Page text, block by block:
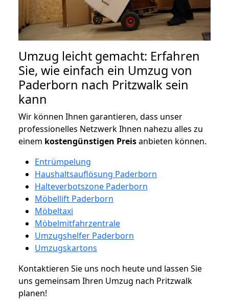
Umzug leicht gemacht: Erfahren
Sie, wie einfach ein Umzug von
Paderborn nach Pritzwalk sein
kann
Wir können Ihnen garantieren, dass unser
professionelles Netzwerk Ihnen nahezu alles zu
einem kostengünstigen Preisanbieten können.
Entrümpelung
Haushaltsauflösung Paderborn
Halteverbotszone Paderborn
Möbellift Paderborn
Möbeltaxi
Möbelmitfahrzentrale
Umzugshelfer Paderborn
Umzugskartons
Kontaktieren Sie uns noch heute und lassen Sie
uns gemeinsam Ihren Umzug nach Pritzwalk
planen!